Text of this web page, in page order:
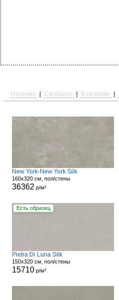
Наличие Свободно В резерве
New York-New York Silk
160x320 см, пол/стены
36362 р/м²
Есть образец
Pietra Di Luna Silk
150x320 см, пол/стены
15710р/м²